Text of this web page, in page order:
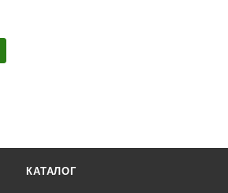
КАТАЛОГ